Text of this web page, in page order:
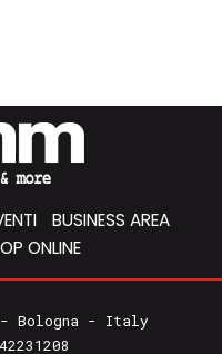
BUSINESS AREA
ONLINE
- Bologna - Italy